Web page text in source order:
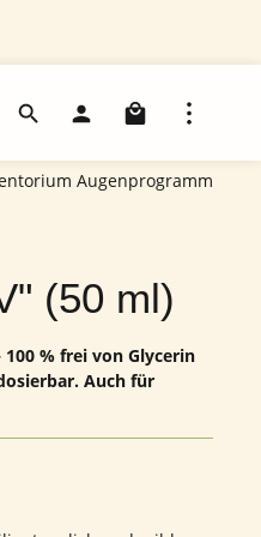
Augenprogramm
(50 ml)
% frei von Glycerin
Auch für